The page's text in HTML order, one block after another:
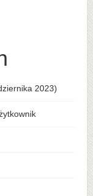
2023)